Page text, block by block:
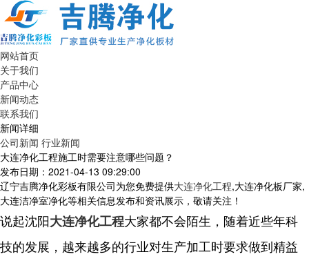
网站首页
关于我们
产品中心
新闻动态
联系我们
新闻详细
公司新闻 行业新闻
大连净化工程施工时需要注意哪些问题？
发布日期：2021-04-13 09:29:00
辽宁吉腾净化彩板有限公司为您免费提供大连净化工程,大连净化板厂家,
大连洁净室净化等相关信息发布和资讯展示，敬请关注！
说起沈阳大连净化工程大家都不会陌生，随着近些年科
技的发展，越来越多的行业对生产加工时要求做到精益